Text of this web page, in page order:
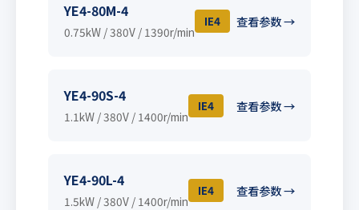
YE4-80M-4
0.75kW / 380V / 1390r/min
IE4 查看参数 →
YE4-90S-4
1.1kW / 380V / 1400r/min
IE4 查看参数 →
YE4-90L-4
1.5kW / 380V / 1400r/min
IE4 查看参数 →